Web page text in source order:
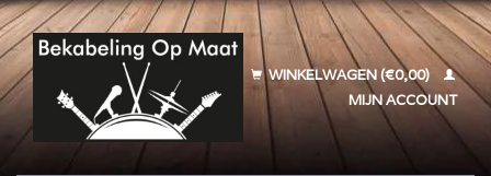
WINKELWAGEN (€0,00)
MIJN ACCOUNT